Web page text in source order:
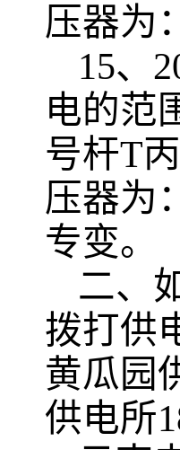
压器为
15、
电的范
号杆T
压器为
专变。
二、
拨打供
黄瓜园
供电所